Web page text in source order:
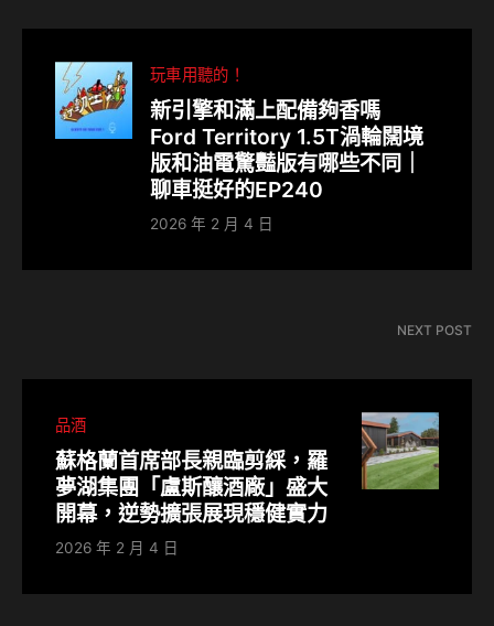
玩車用聽的！
新引擎和滿上配備夠香嗎
Ford Territory 1.5T渦輪闊境
版和油電驚豔版有哪些不同｜
聊車挺好的EP240
2026 年 2 月 4 日
NEXT POST
品酒
蘇格蘭首席部長親臨剪綵，羅
夢湖集團「盧斯釀酒廠」盛大
開幕，逆勢擴張展現穩健實力
2026 年 2 月 4 日